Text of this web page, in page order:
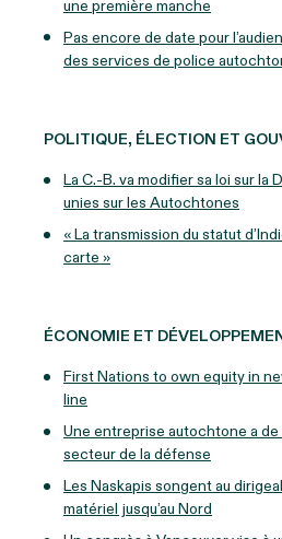
une première manche
Pas encore de date pour
des services de police
POLITIQUE, ÉLECTION ET
La C.-B. va modifier sa loi sur la
unies sur les Autochtones
« La transmission du statut
carte »
ÉCONOMIE ET
First Nations to own equity in
line
Une entreprise autochtone a
secteur de la défense
Les Naskapis songent au
matériel jusqu’au Nord